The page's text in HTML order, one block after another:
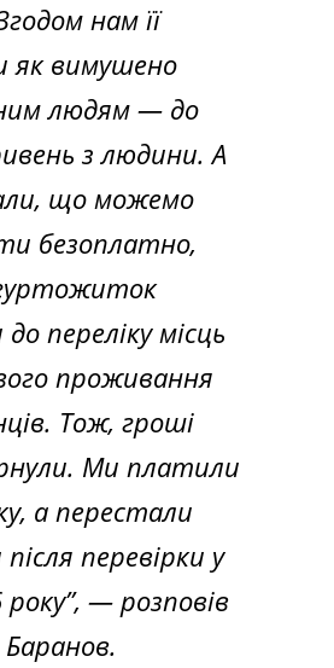
нам її
як вимушено
людям — до
з людини. А
що можемо
безоплатно,
переліку місць
проживання
Тож, гроші
Ми платили
а перестали
перевірки у
року”, — розповів
Баранов.